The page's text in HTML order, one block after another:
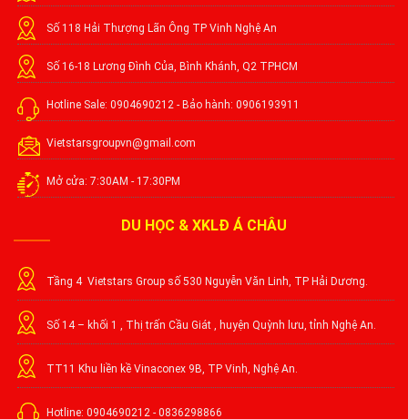
Số 118 Hải Thượng Lãn Ông TP Vinh Nghệ An
Số 16-18 Lương Đình Của, Bình Khánh, Q2 TPHCM
Hotline Sale: 0904690212 - Bảo hành: 0906193911
Vietstarsgroupvn@gmail.com
Mở cửa: 7:30AM - 17:30PM
DU HỌC & XKLĐ Á CHÂU
Tầng 4 Vietstars Group số 530 Nguyễn Văn Linh, TP Hải Dương.
Số 14 – khối 1 , Thị trấn Cầu Giát , huyện Quỳnh lưu, tỉnh Nghệ An.
TT11 Khu liền kề Vinaconex 9B, TP Vinh, Nghệ An.
Hotline: 0904690212 - 0836298866